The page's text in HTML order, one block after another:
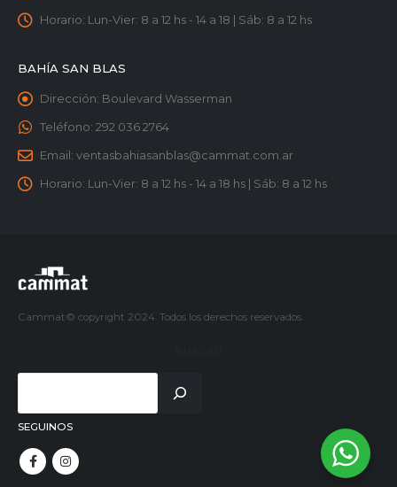
Horario: Lun-Vier: 8 a 12 hs - 14 a 18 | Sáb: 8 a 12 hs
BAHÍA SAN BLAS
Dirección: Boulevard Wasserman
Teléfono: 292 036 2764
Email: ventasbahiasanblas@cammat.com.ar
Horario: Lun-Vier: 8 a 12 hs - 14 a 18 hs | Sáb: 8 a 12 hs
Cammat© copyright 2024. Todos los derechos reservados.
SEGUINOS